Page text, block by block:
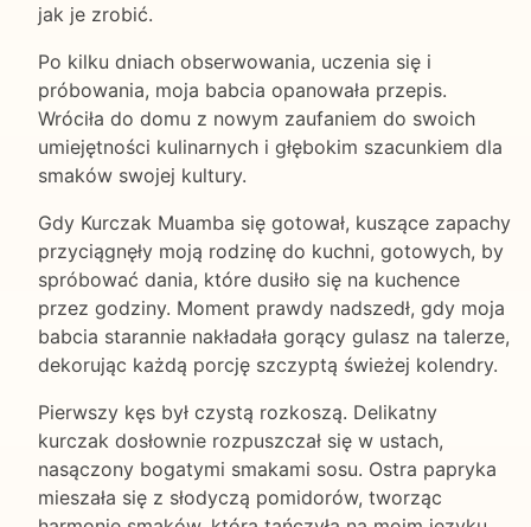
jak je zrobić.
Po kilku dniach obserwowania, uczenia się i
próbowania, moja babcia opanowała przepis.
Wróciła do domu z nowym zaufaniem do swoich
umiejętności kulinarnych i głębokim szacunkiem dla
smaków swojej kultury.
Gdy Kurczak Muamba się gotował, kuszące zapachy
przyciągnęły moją rodzinę do kuchni, gotowych, by
spróbować dania, które dusiło się na kuchence
przez godziny. Moment prawdy nadszedł, gdy moja
babcia starannie nakładała gorący gulasz na talerze,
dekorując każdą porcję szczyptą świeżej kolendry.
Pierwszy kęs był czystą rozkoszą. Delikatny
kurczak dosłownie rozpuszczał się w ustach,
nasączony bogatymi smakami sosu. Ostra papryka
mieszała się z słodyczą pomidorów, tworząc